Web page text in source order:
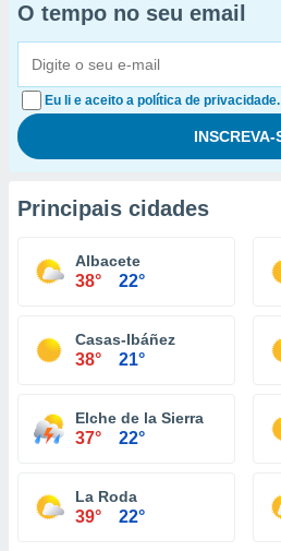
O tempo no seu email
Eu li e aceito a política de privacidade.
Principais cidades
Albacete
38° 22°
Casas-Ibáñez
38° 21°
Elche de la Sierra
37° 22°
La Roda
39° 22°